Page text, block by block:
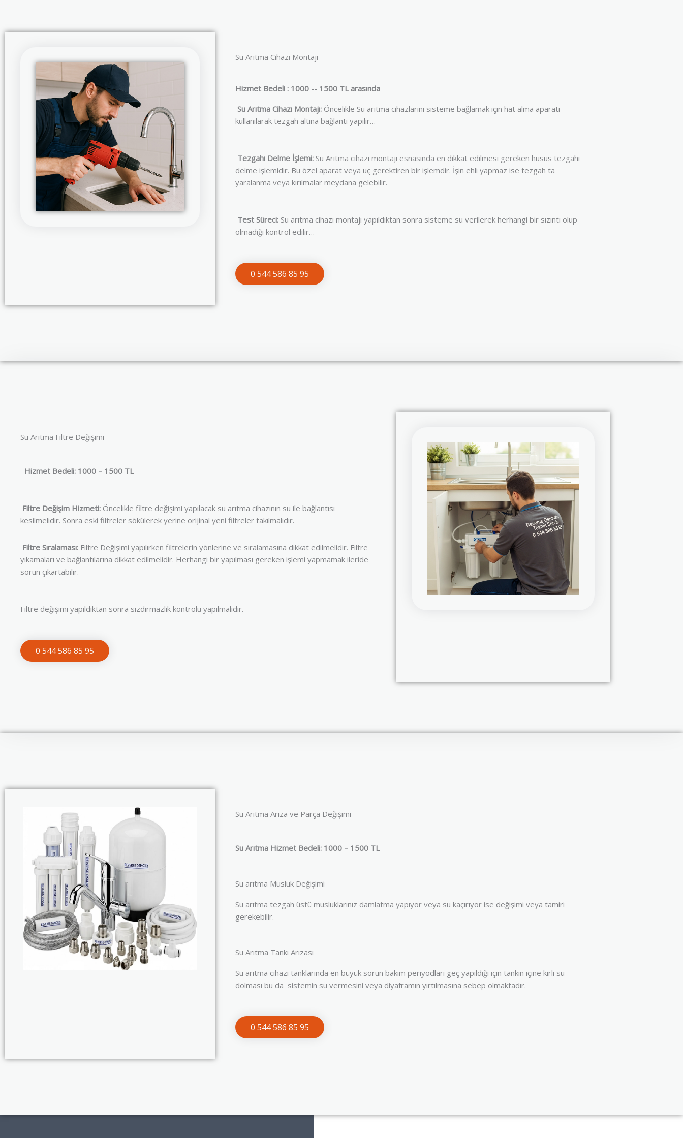
Su Arıtma Cihazı Montajı
Hizmet Bedeli : 1000 -- 1500 TL arasında
Su Arıtma Cihazı Montajı: Öncelikle Su arıtma cihazlarını sisteme bağlamak için hat alma aparatı
kullanılarak tezgah altına bağlantı yapılır…
Tezgahı Delme İşlemi: Su Arıtma cihazı montajı esnasında en dikkat edilmesi gereken husus tezgahı
delme işlemidir. Bu özel aparat veya uç gerektiren bir işlemdir. İşin ehli yapmaz ise tezgah ta
yaralanma veya kırılmalar meydana gelebilir.
Test Süreci: Su arıtma cihazı montajı yapıldıktan sonra sisteme su verilerek herhangi bir sızıntı olup
olmadığı kontrol edilir…
0 544 586 85 95
Su Arıtma Filtre Değişimi
Hizmet Bedeli: 1000 – 1500 TL
Filtre Değişim Hizmeti: Öncelikle filtre değişimi yapılacak su arıtma cihazının su ile bağlantısı
kesilmelidir. Sonra eski filtreler sökülerek yerine orijinal yeni filtreler takılmalıdır.
Filtre Sıralaması: Filtre Değişimi yapılırken filtrelerin yönlerine ve sıralamasına dikkat edilmelidir. Filtre
yıkamaları ve bağlantılarına dikkat edilmelidir. Herhangi bir yapılması gereken işlemi yapmamak ileride
sorun çıkartabilir.
Filtre değişimi yapıldıktan sonra sızdırmazlık kontrolü yapılmalıdır.
0 544 586 85 95
Su Arıtma Arıza ve Parça Değişimi
Su Arıtma Hizmet Bedeli: 1000 – 1500 TL
Su arıtma Musluk Değişimi
Su arıtma tezgah üstü musluklarınız damlatma yapıyor veya su kaçırıyor ise değişimi veya tamiri
gerekebilir.
Su Arıtma Tankı Arızası
Su arıtma cihazı tanklarında en büyük sorun bakım periyodları geç yapıldığı için tankın içine kirli su
dolması bu da sistemin su vermesini veya diyaframın yırtılmasına sebep olmaktadır.
0 544 586 85 95